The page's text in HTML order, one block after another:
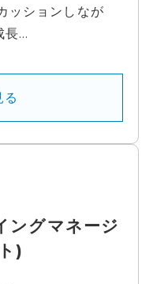
ッションしなが
...
る
ングマネージ
)